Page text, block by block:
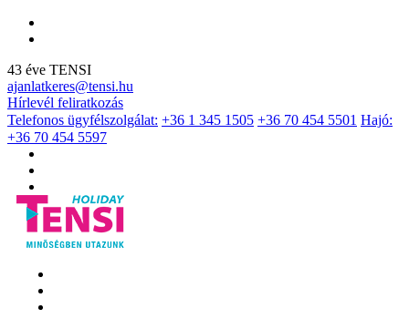
43 éve TENSI
ajanlatkeres@tensi.hu
Hírlevél feliratkozás
Telefonos ügyfélszolgálat: +36 1 345 1505 +36 70 454 5501 Hajó:
+36 70 454 5597